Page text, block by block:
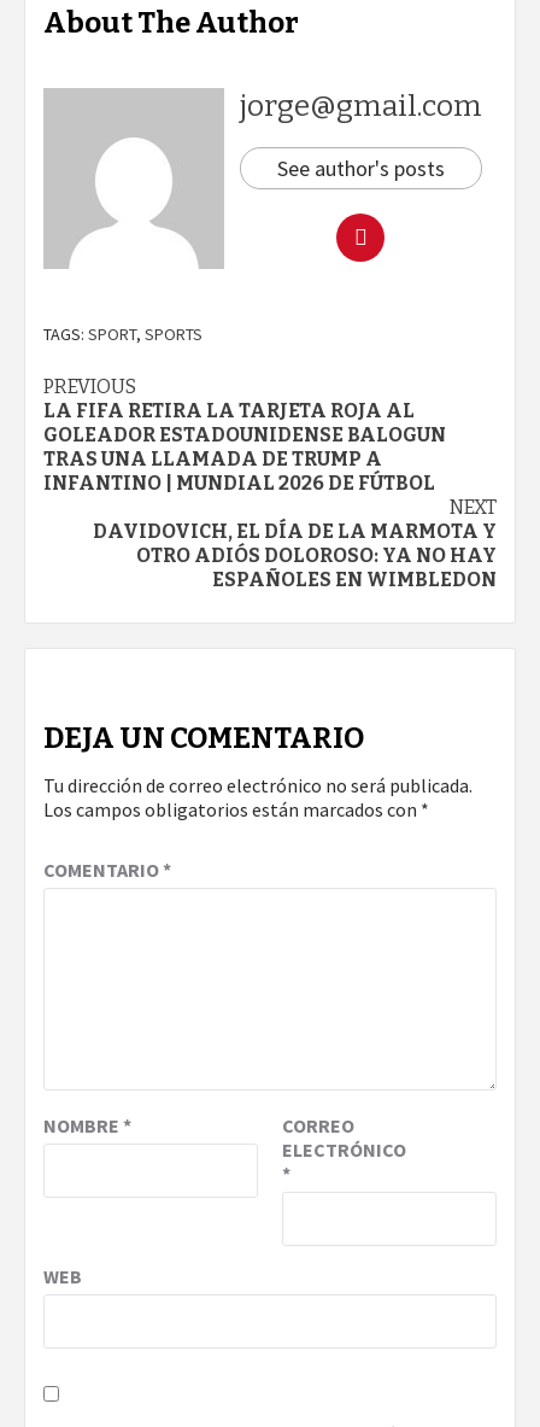
About The Author
jorge@gmail.com
See author's posts
TAGS: SPORT, SPORTS
Continue
Reading
PREVIOUS
LA FIFA RETIRA LA TARJETA ROJA AL
GOLEADOR ESTADOUNIDENSE BALOGUN
TRAS UNA LLAMADA DE TRUMP A
INFANTINO | MUNDIAL 2026 DE FÚTBOL
NEXT
DAVIDOVICH, EL DÍA DE LA MARMOTA Y
OTRO ADIÓS DOLOROSO: YA NO HAY
ESPAÑOLES EN WIMBLEDON
DEJA UN COMENTARIO
Tu dirección de correo electrónico no será publicada.
Los campos obligatorios están marcados con *
COMENTARIO*
NOMBRE *
CORREO
ELECTRÓNICO
*
WEB